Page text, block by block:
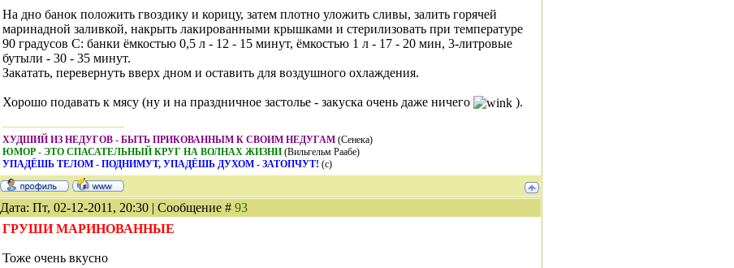
На дно банок положить гвоздику и корицу, затем плотно уложить сливы, залить горячей
маринадной заливкой, накрыть лакированными крышками и стерилизовать при температуре
90 градусов С: банки ёмкостью 0,5 л - 12 - 15 минут, ёмкостью 1 л - 17 - 20 мин, 3-литровые
бутыли - 30 - 35 минут.
Закатать, перевернуть вверх дном и оставить для воздушного охлаждения.
Хорошо подавать к мясу (ну и на праздничное застолье - закуска очень даже ничего ).
ХУДШИЙ ИЗ НЕДУГОВ - БЫТЬ ПРИКОВАННЫМ К СВОИМ НЕДУГАМ (Сенека)
ЮМОР - ЭТО СПАСАТЕЛЬНЫЙ КРУГ НА ВОЛНАХ ЖИЗНИ (Вильгельм Раабе)
УПАДЁШЬ ТЕЛОМ - ПОДНИМУТ, УПАДЁШЬ ДУХОМ - ЗАТОПЧУТ! (с)
Дата: Пт, 02-12-2011, 20:30 | Сообщение # 93
ГРУШИ МАРИНОВАННЫЕ
Тоже очень вкусно